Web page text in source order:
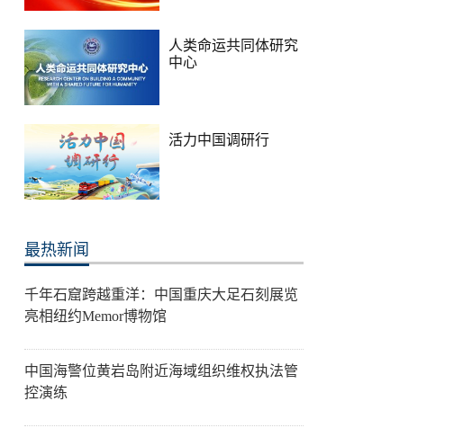
人类命运共同体研究
中心
活力中国调研行
最热新闻
千年石窟跨越重洋：中国重庆大足石刻展览
亮相纽约Memor博物馆
中国海警位黄岩岛附近海域组织维权执法管
控演练